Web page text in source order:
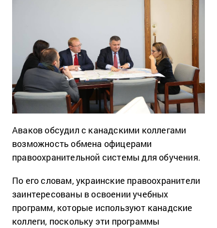
Аваков обсудил с канадскими коллегами
возможность обмена офицерами
правоохранительной системы для обучения.
По его словам, украинские правоохранители
заинтересованы в освоении учебных
программ, которые используют канадские
коллеги, поскольку эти программы